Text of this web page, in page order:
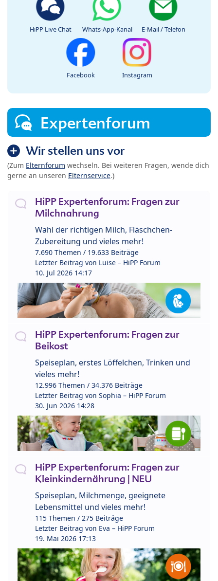
HiPP Live Chat Whats-App-Kanal E-Mail / Telefon
Facebook Instagram
Expertenforum
Wir stellen uns vor
(Zum Elternforum wechseln. Bei weiteren Fragen, wende dich
gerne an unseren Elternservice.)
HiPP Expertenforum: Fragen zur
Milchnahrung
Wahl der richtigen Milch, Fläschchen-
Zubereitung und vieles mehr!
7.690 Themen / 19.633 Beiträge
Letzter Beitrag von Luise – HiPP Forum
10. Jul 2026 14:17
HiPP Expertenforum: Fragen zur
Beikost
Speiseplan, erstes Löffelchen, Trinken und
vieles mehr!
12.996 Themen / 34.376 Beiträge
Letzter Beitrag von Sophia – HiPP Forum
30. Jun 2026 14:28
HiPP Expertenforum: Fragen zur
Kleinkindernährung | NEU
Speiseplan, Milchmenge, geeignete
Lebensmittel und vieles mehr!
115 Themen / 275 Beiträge
Letzter Beitrag von Eva – HiPP Forum
19. Mai 2026 17:13